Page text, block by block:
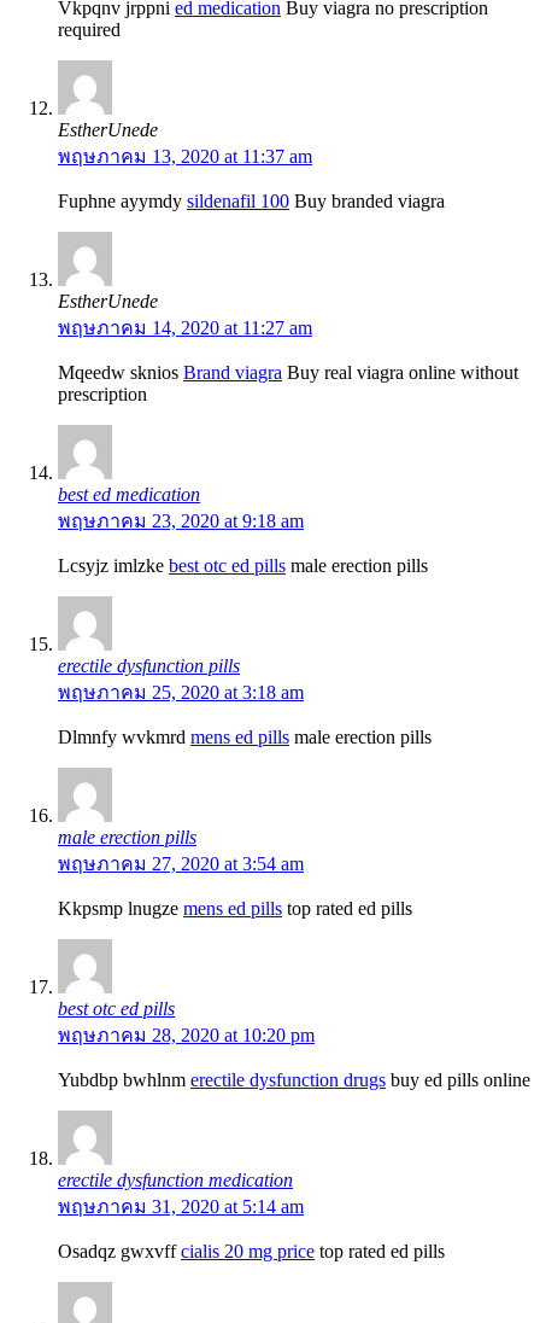
Vkpqnv jrppni ed medication Buy viagra no prescription
required
EstherUnede
พฤษภาคม 13, 2020 at 11:37 am
Fuphne ayymdy sildenafil 100 Buy branded viagra
EstherUnede
พฤษภาคม 14, 2020 at 11:27 am
Mqeedw sknios Brand viagra Buy real viagra online without
prescription
best ed medication
พฤษภาคม 23, 2020 at 9:18 am
Lcsyjz imlzke best otc ed pills male erection pills
erectile dysfunction pills
พฤษภาคม 25, 2020 at 3:18 am
Dlmnfy wvkmrd mens ed pills male erection pills
male erection pills
พฤษภาคม 27, 2020 at 3:54 am
Kkpsmp lnugze mens ed pills top rated ed pills
best otc ed pills
พฤษภาคม 28, 2020 at 10:20 pm
Yubdbp bwhlnm erectile dysfunction drugs buy ed pills online
erectile dysfunction medication
พฤษภาคม 31, 2020 at 5:14 am
Osadqz gwxvffcialis 20 mg price top rated ed pills